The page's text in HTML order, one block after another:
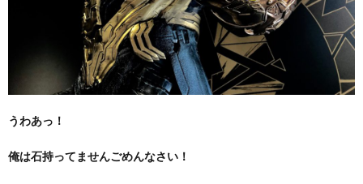
うわあっ！
俺は石持ってませんごめんなさい！